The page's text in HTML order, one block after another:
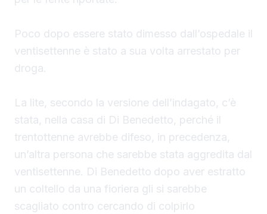
Poco dopo essere stato dimesso dall’ospedale il
ventisettenne è stato a sua volta arrestato per
droga.
La lite, secondo la versione dell’indagato, c’è
stata, nella casa di Di Benedetto, perché il
trentottenne avrebbe difeso, in precedenza,
un’altra persona che sarebbe stata aggredita dal
ventisettenne. Di Benedetto dopo aver estratto
un coltello da una fioriera gli si sarebbe
scagliato contro cercando di colpirlo